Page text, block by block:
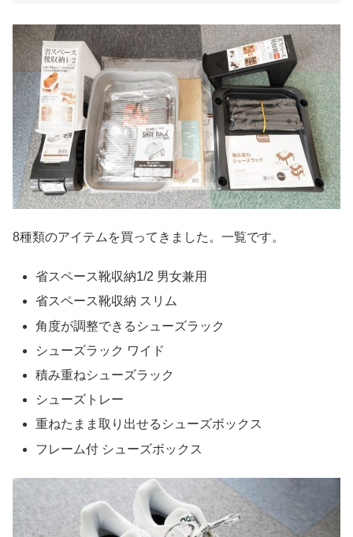
8種類のアイテムを買ってきました。一覧です。
省スペース靴収納1/2 男女兼用
省スペース靴収納 スリム
角度が調整できるシューズラック
シューズラック ワイド
積み重ねシューズラック
シューズトレー
重ねたまま取り出せるシューズボックス
フレーム付 シューズボックス